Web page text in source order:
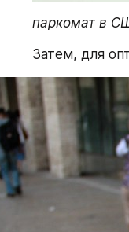
паркомат в
Затем, для